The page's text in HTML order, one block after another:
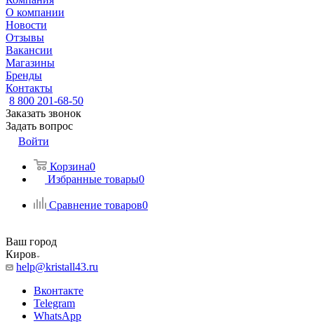
О компании
Новости
Отзывы
Вакансии
Магазины
Бренды
Контакты
8 800 201-68-50
Заказать звонок
Задать вопрос
Войти
Корзина0
Избранные товары0
Сравнение товаров0
Ваш город
Киров
help@kristall43.ru
Вконтакте
Telegram
WhatsApp